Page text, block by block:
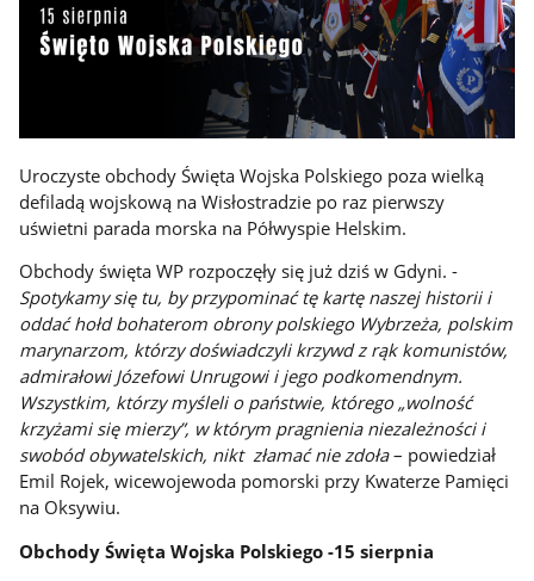
Uroczyste obchody Święta Wojska Polskiego poza wielką
defiladą wojskową na Wisłostradzie po raz pierwszy
uświetni parada morska na Półwyspie Helskim.
Obchody święta WP rozpoczęły się już dziś w Gdyni. -
Spotykamy się tu, by przypominać tę kartę naszej historii i
oddać hołd bohaterom obrony polskiego Wybrzeża, polskim
marynarzom, którzy doświadczyli krzywd z rąk komunistów,
admirałowi Józefowi Unrugowi i jego podkomendnym.
Wszystkim, którzy myśleli o państwie, którego „wolność
krzyżami się mierzy”, w którym pragnienia niezależności i
swobód obywatelskich, nikt złamać nie zdoła– powiedział
Emil Rojek, wicewojewoda pomorski przy Kwaterze Pamięci
na Oksywiu.
Obchody Święta Wojska Polskiego -15 sierpnia